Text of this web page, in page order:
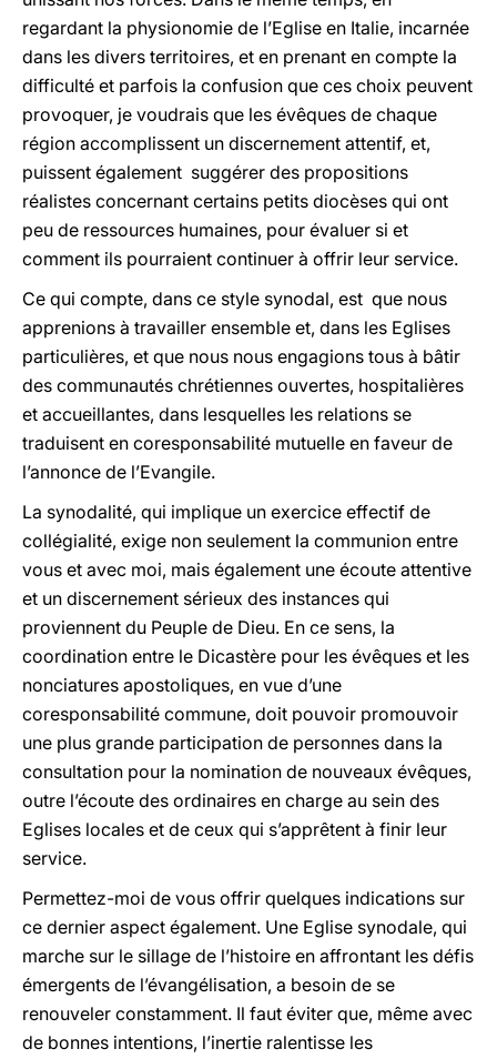
regardant la physionomie de l’Eglise en Italie, incarnée
dans les divers territoires, et en prenant en compte la
difficulté et parfois la confusion que ces choix peuvent
provoquer, je voudrais que les évêques de chaque
région accomplissent un discernement attentif, et,
puissent également suggérer des propositions
réalistes concernant certains petits diocèses qui ont
peu de ressources humaines, pour évaluer si et
comment ils pourraient continuer à offrir leur service.
Ce qui compte, dans ce style synodal, est que nous
apprenions à travailler ensemble et, dans les Eglises
particulières, et que nous nous engagions tous à bâtir
des communautés chrétiennes ouvertes, hospitalières
et accueillantes, dans lesquelles les relations se
traduisent en coresponsabilité mutuelle en faveur de
l’annonce de l’Evangile.
La synodalité, qui implique un exercice effectif de
collégialité, exige non seulement la communion entre
vous et avec moi, mais également une écoute attentive
et un discernement sérieux des instances qui
proviennent du Peuple de Dieu. En ce sens, la
coordination entre le Dicastère pour les évêques et les
nonciatures apostoliques, en vue d’une
coresponsabilité commune, doit pouvoir promouvoir
une plus grande participation de personnes dans la
consultation pour la nomination de nouveaux évêques,
outre l’écoute des ordinaires en charge au sein des
Eglises locales et de ceux qui s’apprêtent à finir leur
service.
Permettez-moi de vous offrir quelques indications sur
ce dernier aspect également. Une Eglise synodale, qui
marche sur le sillage de l’histoire en affrontant les défis
émergents de l’évangélisation, a besoin de se
renouveler constamment. Il faut éviter que, même avec
de bonnes intentions, l’inertie ralentisse les